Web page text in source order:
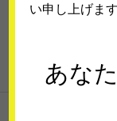
い申し上げます
あな